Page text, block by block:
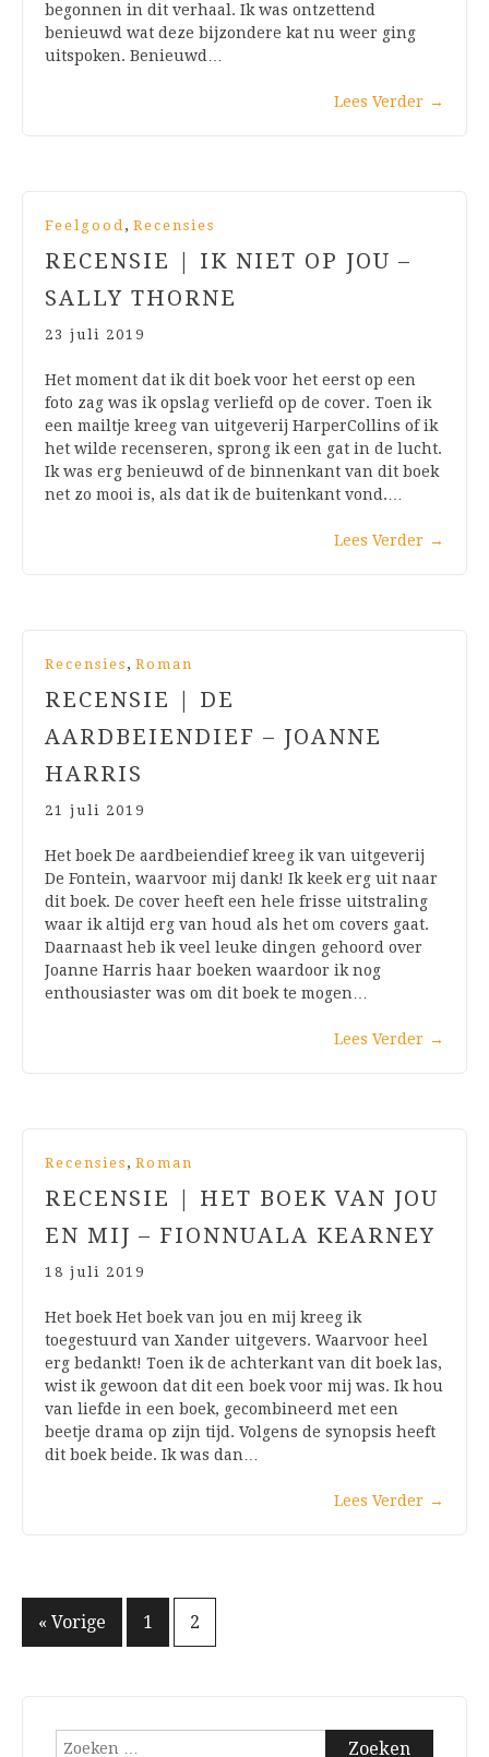
begonnen in dit verhaal. Ik was ontzettend
benieuwd wat deze bijzondere kat nu weer ging
uitspoken. Benieuwd…
Lees Verder →
Feelgood, Recensies
RECENSIE | IK NIET OP JOU –
SALLY THORNE
23 juli 2019
Het moment dat ik dit boek voor het eerst op een
foto zag was ik opslag verliefd op de cover. Toen ik
een mailtje kreeg van uitgeverij HarperCollins of ik
het wilde recenseren, sprong ik een gat in de lucht.
Ik was erg benieuwd of de binnenkant van dit boek
net zo mooi is, als dat ik de buitenkant vond.…
Lees Verder →
Recensies , Roman
RECENSIE | DE
AARDBEIENDIEF – JOANNE
HARRIS
21 juli 2019
Het boek De aardbeiendief kreeg ik van uitgeverij
De Fontein, waarvoor mij dank! Ik keek erg uit naar
dit boek. De cover heeft een hele frisse uitstraling
waar ik altijd erg van houd als het om covers gaat.
Daarnaast heb ik veel leuke dingen gehoord over
Joanne Harris haar boeken waardoor ik nog
enthousiaster was om dit boek te mogen…
Lees Verder →
Recensies , Roman
RECENSIE | HET BOEK VAN JOU
EN MIJ – FIONNUALA KEARNEY
18 juli 2019
Het boek Het boek van jou en mij kreeg ik
toegestuurd van Xander uitgevers. Waarvoor heel
erg bedankt! Toen ik de achterkant van dit boek las,
wist ik gewoon dat dit een boek voor mij was. Ik hou
van liefde in een boek, gecombineerd met een
beetje drama op zijn tijd. Volgens de synopsis heeft
dit boek beide. Ik was dan…
Lees Verder →
Berichten
« Vorige 1 2
Zoeken